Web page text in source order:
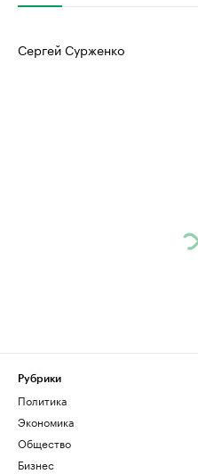
Сергей Сурженко
Рубрики
Политика
Экономика
Общество
Бизнес